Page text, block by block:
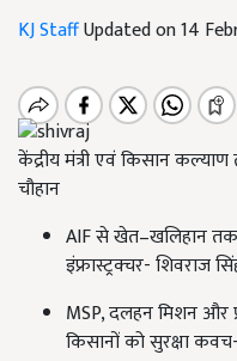
KJ StaffUpdated on 14
केंद्रीय मंत्री एवं किसान कल्याण
चौहान
AIF से खेत–खलिहान
इंफ्रास्ट्रक्चर- शिवराज
MSP, दलहन मिशन और
किसानों को सुरक्षा